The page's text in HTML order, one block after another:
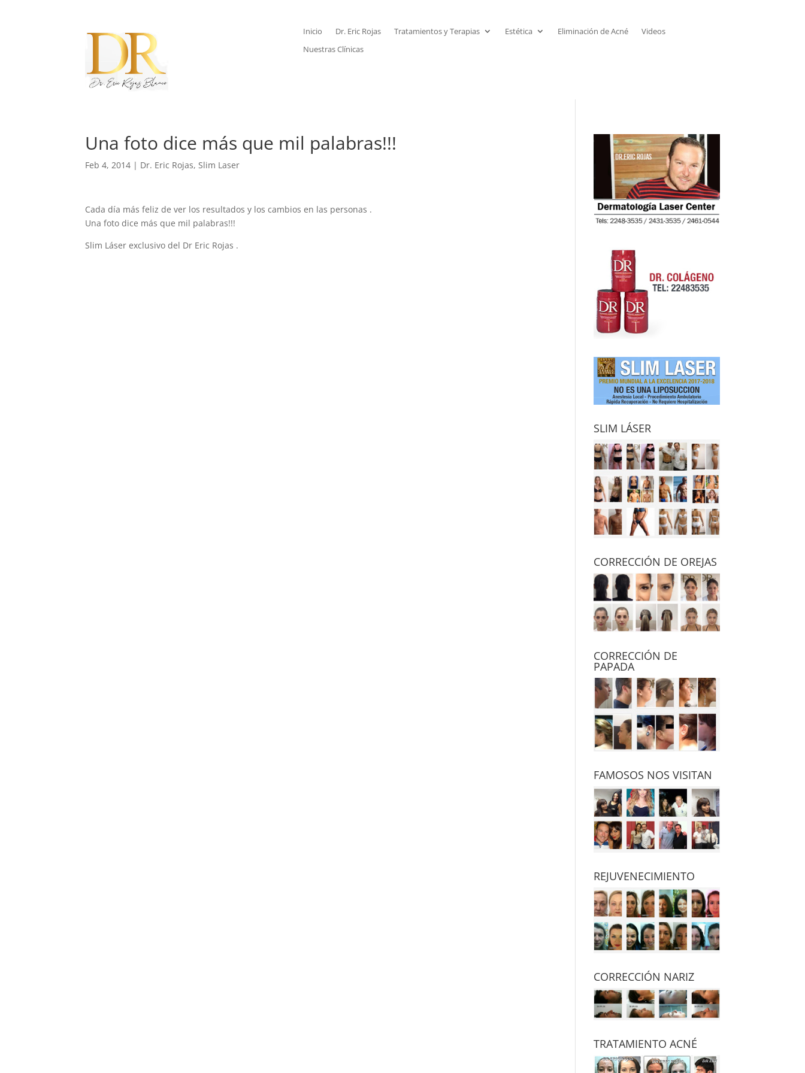
Inicio Dr. Eric Rojas Tratamientos y Terapias Estética Eliminación de Acné
Videos
Nuestras Clínicas
Una foto dice más que mil palabras!!!
Feb 4, 2014| Dr. Eric Rojas, Slim Laser
Cada día más feliz de ver los resultados y los cambios en las personas .
Una foto dice más que mil palabras!!!
Slim Láser exclusivo del Dr Eric Rojas .
SLIM LÁSER
CORRECCIÓN DE OREJAS
CORRECCIÓN DE
PAPADA
FAMOSOS NOS VISITAN
REJUVENECIMIENTO
CORRECCIÓN NARIZ
TRATAMIENTO ACNÉ